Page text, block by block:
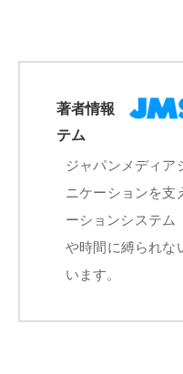
著者情報
テム
ジャパンメディア
ニケーションを支
ーションシステム
や時間に縛られな
います。